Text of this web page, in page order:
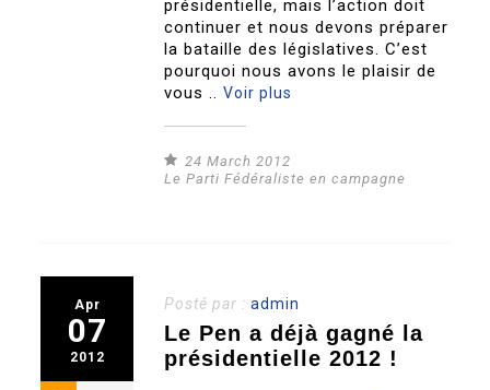
présidentielle, mais l’action doit
continuer et nous devons préparer
la bataille des législatives. C’est
pourquoi nous avons le plaisir de
vous ..Voir plus
24 March 2012
Le Parti Fédéraliste en campagne
Apr
07
2012
Posté par :admin
Le Pen a déjà gagné la
présidentielle 2012 !